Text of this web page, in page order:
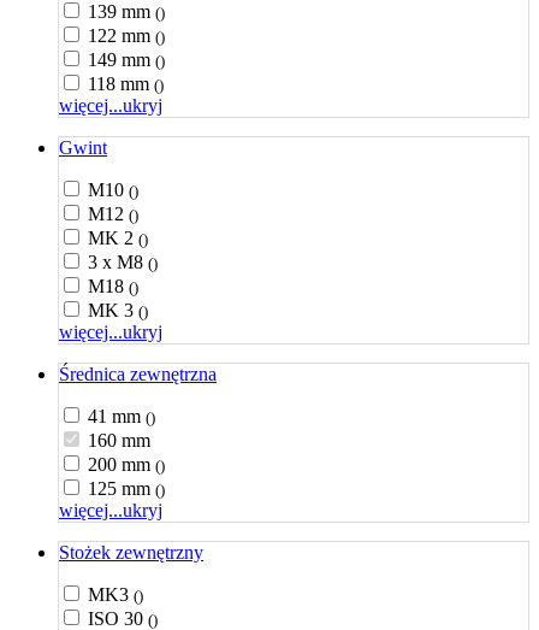
139 mm ()
122 mm ()
149 mm ()
118 mm ()
więcej...ukryj
Gwint
M10 ()
M12 ()
MK 2 ()
3 x M8 ()
M18 ()
MK 3 ()
więcej...ukryj
Średnica zewnętrzna
41 mm ()
160 mm
200 mm ()
125 mm ()
więcej...ukryj
Stożek zewnętrzny
MK3 ()
ISO 30 ()